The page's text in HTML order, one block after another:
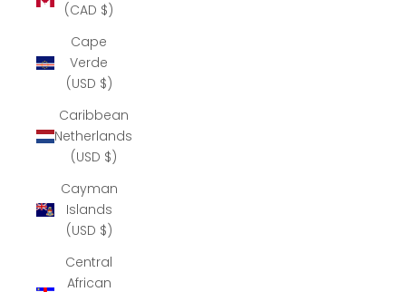
(CAD $)
Cape
Verde
(USD $)
Caribbean
Netherlands
(USD $)
Cayman
Islands
(USD $)
Central
African